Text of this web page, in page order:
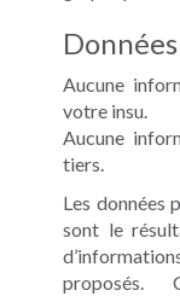
Aucune
votre insu.
Aucune
tiers.
Les données
sont le
proposés.